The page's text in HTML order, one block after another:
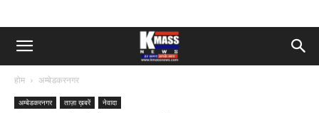
होम अम्बेडकरनगर
अम्बेडकरनगर ताज़ा ख़बरें नेवादा